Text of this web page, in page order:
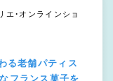
エ・オンラインショ
る老舗パティス
フランス菓子を